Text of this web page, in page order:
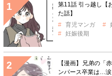
第11話 引っ越し【
た話】
育児マンガ
妊娠後期
【漫画】兄弟の「
ンパース卒業は…涙